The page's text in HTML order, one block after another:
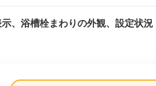
、浴槽栓まわりの外観、設定状況